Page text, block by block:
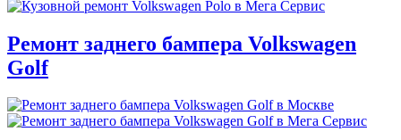
Ремонт заднего бампера Volkswagen
Golf